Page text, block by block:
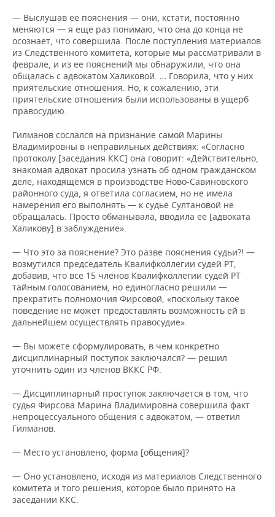
— Выслушав ее пояснения — они, кстати, постоянно
меняются — я еще раз понимаю, что она до конца не
осознает, что совершила. После поступления материалов
из Следственного комитета, которые мы рассматривали в
феврале, и из ее пояснений мы обнаружили, что она
общалась с адвокатом Халиковой. … Говорила, что у них
приятельские отношения. Но, к сожалению, эти
приятельские отношения были использованы в ущерб
правосудию.
Гилманов сослался на признание самой Марины
Владимировны в неправильных действиях: «Согласно
протоколу [заседания ККС] она говорит: «Действительно,
знакомая адвокат просила узнать об одном гражданском
деле, находящемся в производстве Ново-Савиновского
районного суда, я ответила согласием, но не имела
намерения его выполнять — к судье Султановой не
обращалась. Просто обманывала, вводила ее [адвоката
Халикову] в заблуждение».
— Что это за пояснение? Это разве пояснения судьи?! —
возмутился председатель Квалифколлегии судей РТ,
добавив, что все 15 членов Квалифколлегии судей РТ
тайным голосованием, но единогласно решили —
прекратить полномочия Фирсовой, «поскольку такое
поведение не может предоставлять возможность ей в
дальнейшем осуществлять правосудие».
— Вы можете сформулировать, в чем конкретно
дисциплинарный поступок заключался? — решил
уточнить один из членов ВККС РФ.
— Дисциплинарный проступок заключается в том, что
судья Фирсова Марина Владимировна совершила факт
непроцессуального общения с адвокатом, — ответил
Гилманов.
— Место установлено, форма [общения]?
— Оно установлено, исходя из материалов Следственного
комитета и того решения, которое было принято на
заседании ККС.